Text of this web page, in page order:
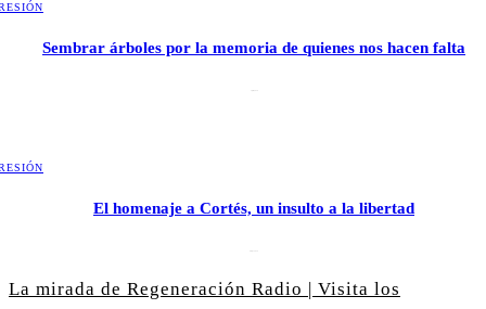
Sembrar árboles por la memoria de quienes nos hacen falta
El homenaje a Cortés, un insulto a la libertad
La mirada de Regeneración Radio | Visita los